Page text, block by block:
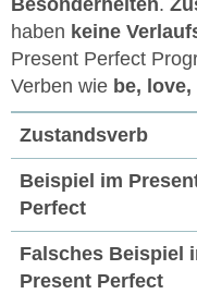
Besonderheiten.
haben keine
Present Perfect
Verben wie be,